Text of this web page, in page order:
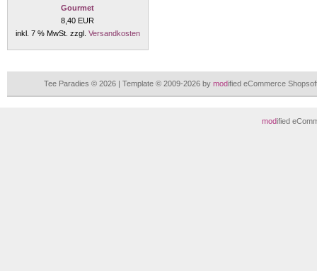
Gourmet
8,40 EUR
inkl. 7 % MwSt. zzgl. Versandkosten
Tee Paradies © 2026 | Template © 2009-2026 by modified eCommerce
modified